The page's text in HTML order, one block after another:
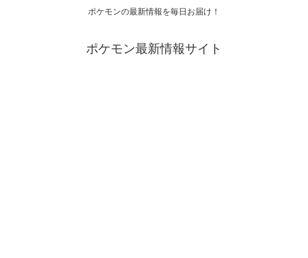
ポケモンの最新情報を毎日お届け！
ポケモン最新情報サイト